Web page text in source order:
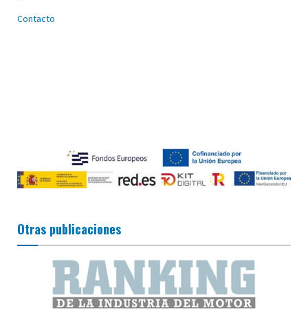
Contacto
Otras publicaciones